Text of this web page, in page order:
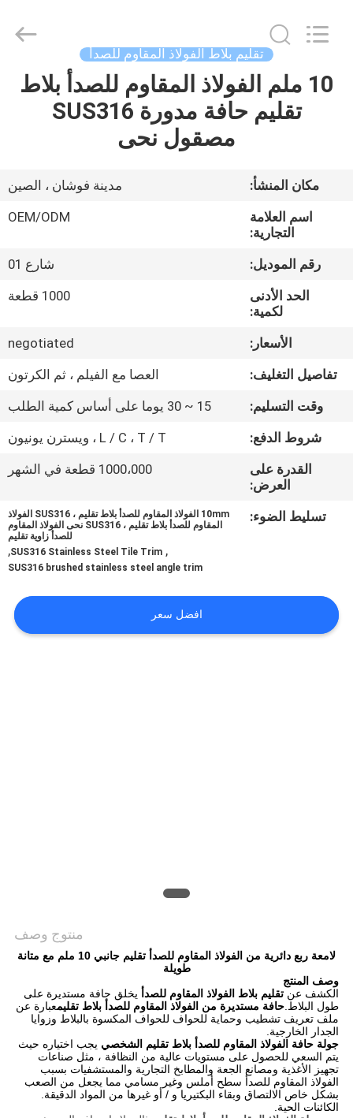
الصفحة
الرئيسية
معلومات
جولة
المعمل
مراقبة
الجودة
اتصل
حالات
Summey
Reserved.
تقليم بلاط الفولاذ المقاوم للصدأ
10 ملم الفولاذ المقاوم للصدأ بلاط
تقليم حافة مدورة SUS316
مصقول نحى
مكان المنشأ:
مدينة فوشان ، الصين
اسم العلامة
التجارية:
OEM/ODM
رقم الموديل:
شارع 01
الحد الأدنى
لكمية:
1000 قطعة
الأسعار:
negotiated
تفاصيل التغليف:
العصا مع الفيلم ، ثم الكرتون
وقت التسليم:
15 ~ 30 يوما على أساس كمية الطلب
شروط الدفع:
L / C ، T / T ، ويسترن يونيون
القدرة على
العرض:
1000،000 قطعة في الشهر
تسليط الضوء:
10mm الفولاذ المقاوم للصدأ بلاط تقليم ، SUS316 الفولاذ
المقاوم للصدأ بلاط تقليم ، SUS316 نحى الفولاذ المقاوم
للصدأ زاوية تقليم
,
SUS316 Stainless Steel Tile Trim
,
SUS316 brushed stainless steel angle trim
افضل سعر
منتوج وصف
لامعة ربع دائرية من الفولاذ المقاوم للصدأ تقليم جانبي 10 ملم مع متانة
طويلة
وصف المنتج
الكشف عن تقليم بلاط الفولاذ المقاوم للصدأ يخلق حافة مستديرة على
طول البلاط.حافة مستديرة من الفولاذ المقاوم للصدأ بلاط تقليمعبارة عن
ملف تعريف تشطيب وحماية للحواف للحواف المكسوة بالبلاط وزوايا
الجدار الخارجية.
جولة حافة الفولاذ المقاوم للصدأ بلاط تقليم الشخصي يجب اختياره حيث
يتم السعي للحصول على مستويات عالية من النظافة ، مثل صناعات
تجهيز الأغذية ومصانع الجعة والمطابخ التجارية والمستشفيات بسبب
الفولاذ المقاوم للصدأ سطح أملس وغير مسامي مما يجعل من الصعب
بشكل خاص الالتصاق وبقاء البكتيريا و / أو غيرها من المواد الدقيقة.
الكائنات الحية.